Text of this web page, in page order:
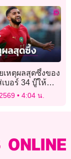
ยเหตุผลสุดซึ้งของ
บอร์ 34 บู๊ให้
4:04 น.